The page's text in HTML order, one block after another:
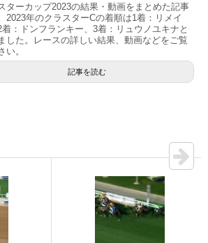
ターカップ2023の結果・動画をまとめた記事
2023年のクラスターCの着順は1着：リメイ
着：ドンフランキー、3着：リュウノユキナと
した。レースの詳しい結果、動画などをご覧
い。
記事を読む